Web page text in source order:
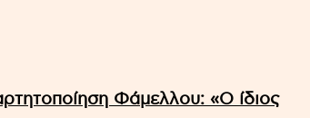
Φάμελλου: «Ο ίδιος